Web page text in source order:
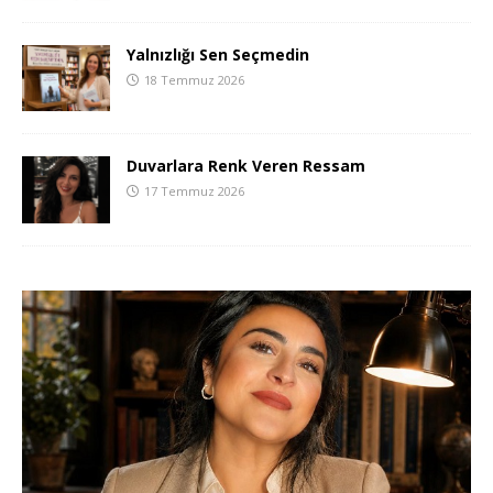
Yalnızlığı Sen Seçmedin
18 Temmuz 2026
Duvarlara Renk Veren Ressam
17 Temmuz 2026